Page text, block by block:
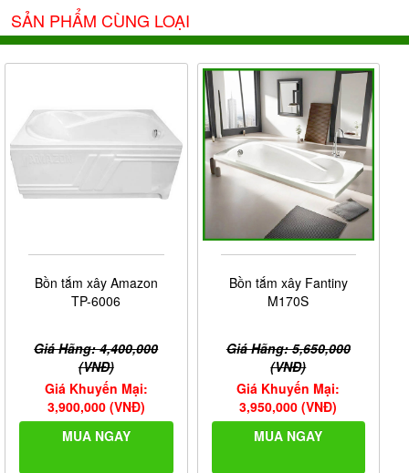
SẢN PHẨM CÙNG LOẠI
Bồn tắm xây Amazon
TP-6006
Giá Hãng: 4,400,000
(VNĐ)
Giá Khuyến Mại:
3,900,000 (VNĐ)
MUA NGAY
Bồn tắm xây Fantiny
M170S
Giá Hãng: 5,650,000
(VNĐ)
Giá Khuyến Mại:
3,950,000 (VNĐ)
MUA NGAY